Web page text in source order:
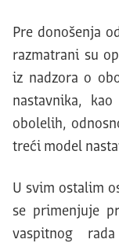
Pre donošenja
razmatrani su
iz nadzora o
nastavnika,
obolelih,
treći model
U svim ostalim
se primenjuje
vaspitnog